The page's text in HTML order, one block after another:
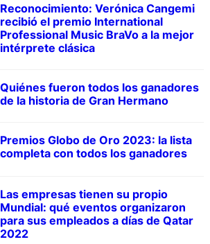
Reconocimiento: Verónica Cangemi
recibió el premio International
Professional Music BraVo a la mejor
intérprete clásica
Quiénes fueron todos los ganadores
de la historia de Gran Hermano
Premios Globo de Oro 2023: la lista
completa con todos los ganadores
Las empresas tienen su propio
Mundial: qué eventos organizaron
para sus empleados a días de Qatar
2022